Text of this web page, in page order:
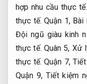
hợp nhu cầu thực tế.
thực tế. Quận 1, Bài
Đội ngũ giàu kinh
thực tế. Quân 5, Xử
thực tế. Quận 7,
Quận 9,Tiết kiệm